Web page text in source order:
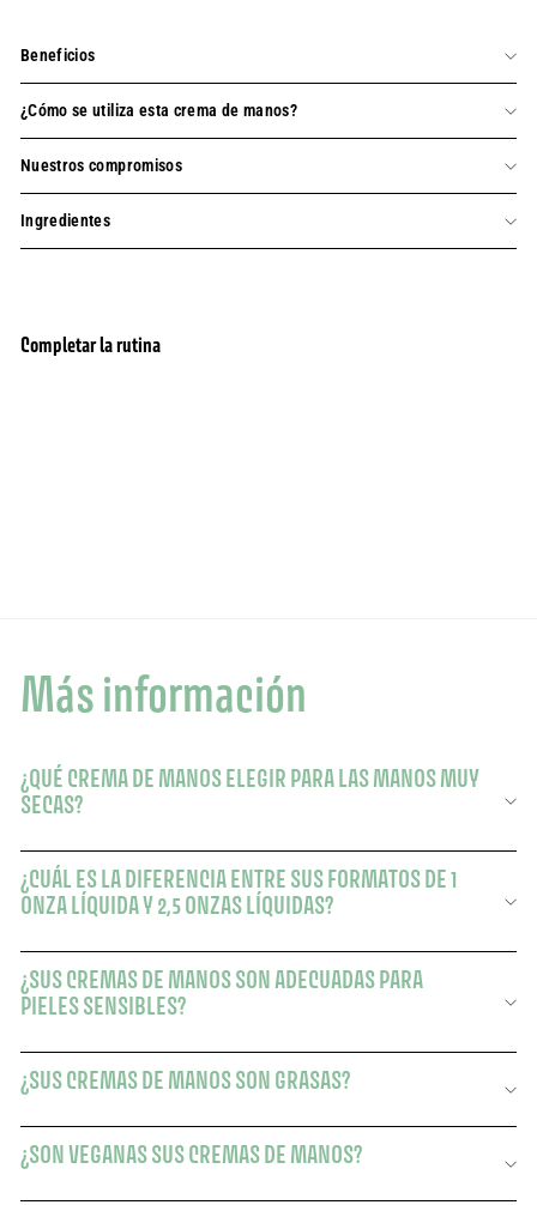
Beneficios
¿Cómo se utiliza esta crema de manos?
Nuestros compromisos
Ingredientes
Completar la rutina
Más información
¿QUÉ CREMA DE MANOS ELEGIR PARA LAS MANOS MUY
SECAS?
¿CUÁL ES LA DIFERENCIA ENTRE SUS FORMATOS DE 1
ONZA LÍQUIDA Y 2,5 ONZAS LÍQUIDAS?
¿SUS CREMAS DE MANOS SON ADECUADAS PARA
PIELES SENSIBLES?
¿SUS CREMAS DE MANOS SON GRASAS?
¿SON VEGANAS SUS CREMAS DE MANOS?